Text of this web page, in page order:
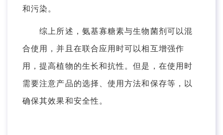
和污染。
综上所述，氨基寡糖素与生物菌剂可以混
合使用，并且在联合应用时可以相互增强作
用，提高植物的生长和抗性。但是，在使用时
需要注意产品的选择、使用方法和保存等，以
确保其效果和安全性。